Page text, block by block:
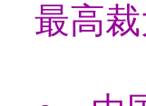
最高